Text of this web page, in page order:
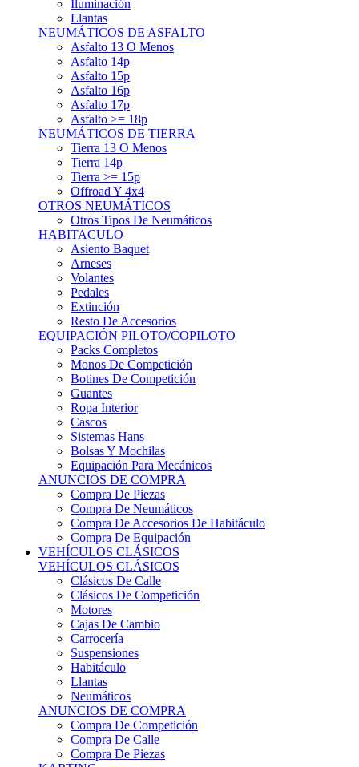
Iluminación
Llantas
NEUMÁTICOS DE ASFALTO
Asfalto 13 O Menos
Asfalto 14p
Asfalto 15p
Asfalto 16p
Asfalto 17p
Asfalto >= 18p
NEUMÁTICOS DE TIERRA
Tierra 13 O Menos
Tierra 14p
Tierra >= 15p
Offroad Y 4x4
OTROS NEUMÁTICOS
Otros Tipos De Neumáticos
HABITACULO
Asiento Baquet
Arneses
Volantes
Pedales
Extinción
Resto De Accesorios
EQUIPACIÓN PILOTO/COPILOTO
Packs Completos
Monos De Competición
Botines De Competición
Guantes
Ropa Interior
Cascos
Sistemas Hans
Bolsas Y Mochilas
Equipación Para Mecánicos
ANUNCIOS DE COMPRA
Compra De Piezas
Compra De Neumáticos
Compra De Accesorios De Habitáculo
Compra De Equipación
VEHÍCULOS CLÁSICOS
VEHÍCULOS CLÁSICOS
Clásicos De Calle
Clásicos De Competición
Motores
Cajas De Cambio
Carrocería
Suspensiones
Habitáculo
Llantas
Neumáticos
ANUNCIOS DE COMPRA
Compra De Competición
Compra De Calle
Compra De Piezas